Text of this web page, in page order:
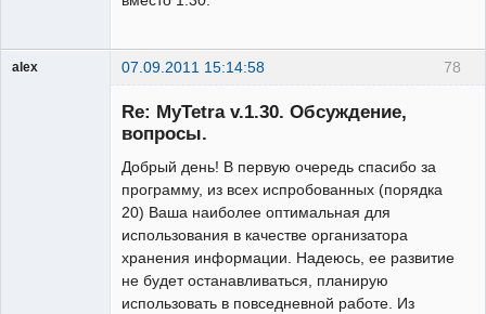
78
alex 07.09.2011 15:14:58
Re: MyTetra v.1.30. Обсуждение,
вопросы.
Добрый день! В первую очередь спасибо за
программу, из всех испробованных (порядка
20) Ваша наиболее оптимальная для
использования в качестве организатора
хранения информации. Надеюсь, ее развитие
не будет останавливаться, планирую
использовать в повседневной работе. Из